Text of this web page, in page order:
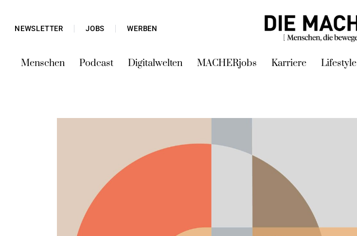
NEWSLETTER JOBS WERBEN
Menschen Podcast Digitalwelten MACHERjobs Karriere Lifestyle